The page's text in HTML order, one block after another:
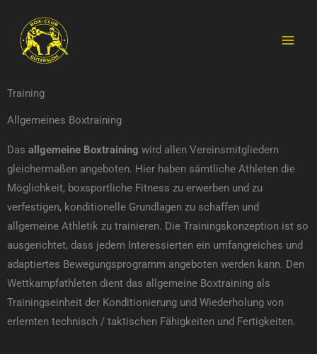
Inhalt
springen
Training
Allgemeines Boxtraining
Das allgemeine Boxtraining wird allen Vereinsmitgliedern
gleichermaßen angeboten. Hier haben sämtliche Athleten die
Möglichkeit, boxsportliche Fitness zu erwerben und zu
verfestigen, konditionelle Grundlagen zu schaffen und
allgemeine Athletik zu trainieren. Die Trainingskonzeption ist so
ausgerichtet, dass jedem Interessierten ein umfangreiches und
adaptiertes Bewegungsprogramm angeboten werden kann. Den
Wettkampfathleten dient das allgemeine Boxtraining als
Trainingseinheit der Konditionierung und Wiederholung von
erlernten technisch / taktischen Fähigkeiten und Fertigkeiten.